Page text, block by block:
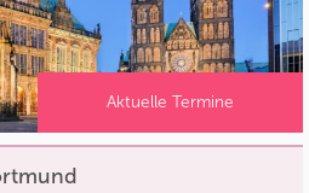
Aktuelle Termine